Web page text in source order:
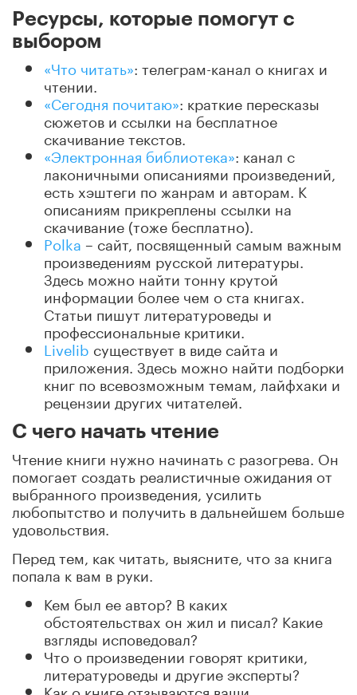
Ресурсы, которые помогут с
выбором
«Что читать»: телеграм-канал о книгах и
чтении.
«Сегодня почитаю»: краткие пересказы
сюжетов и ссылки на бесплатное
скачивание текстов.
«Электронная библиотека»: канал с
лаконичными описаниями произведений,
есть хэштеги по жанрам и авторам. К
описаниям прикреплены ссылки на
скачивание (тоже бесплатно).
Polka – сайт, посвященный самым важным
произведениям русской литературы.
Здесь можно найти тонну крутой
информации более чем о ста книгах.
Статьи пишут литературоведы и
профессиональные критики.
Livelib существует в виде сайта и
приложения. Здесь можно найти подборки
книг по всевозможным темам, лайфхаки и
рецензии других читателей.
С чего начать чтение
Чтение книги нужно начинать с разогрева. Он
помогает создать реалистичные ожидания от
выбранного произведения, усилить
любопытство и получить в дальнейшем больше
удовольствия.
Перед тем, как читать, выясните, что за книга
попала к вам в руки.
Кем был ее автор? В каких
обстоятельствах он жил и писал? Какие
взгляды исповедовал?
Что о произведении говорят критики,
литературоведы и другие эксперты?
Как о книге отзываются ваши